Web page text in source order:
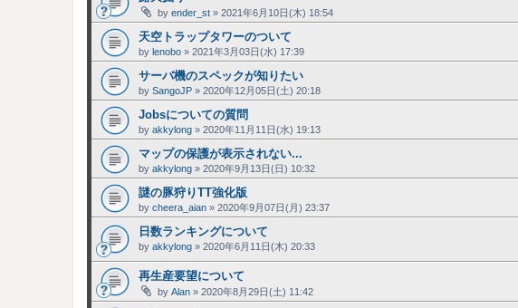
by ender_st » 2021年6月10日(木) 18:54
天空トラップタワーのついて
by lenobo » 2021年3月03日(水) 17:39
サーバ機のスペックが知りたい
by SangoJP » 2020年12月05日(土) 20:18
Jobsについての質問
by akkylong » 2020年11月11日(水) 19:13
マップの保護が表示されない...
by akkylong » 2020年9月13日(日) 10:32
謎の豚狩りTT強化版
by cheera_aian » 2020年9月07日(月) 23:37
日数ランキングについて
by akkylong » 2020年6月11日(木) 20:33
再生産要望について
by Alan » 2020年8月29日(土) 11:42